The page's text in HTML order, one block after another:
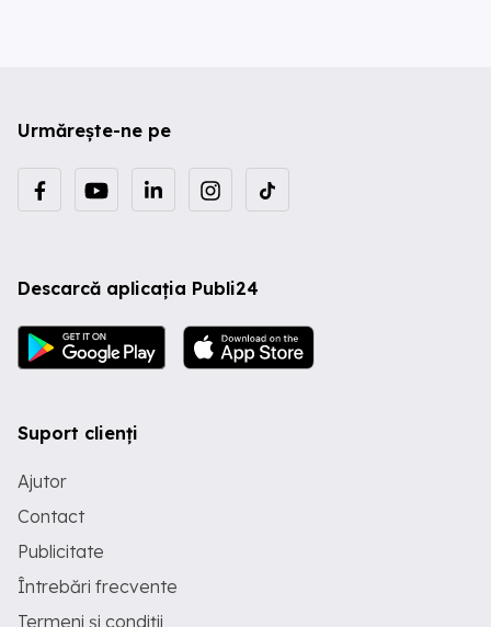
Urmărește-ne pe
Descarcă aplicația Publi24
Suport clienți
Ajutor
Contact
Publicitate
Întrebări frecvente
Termeni și condiții